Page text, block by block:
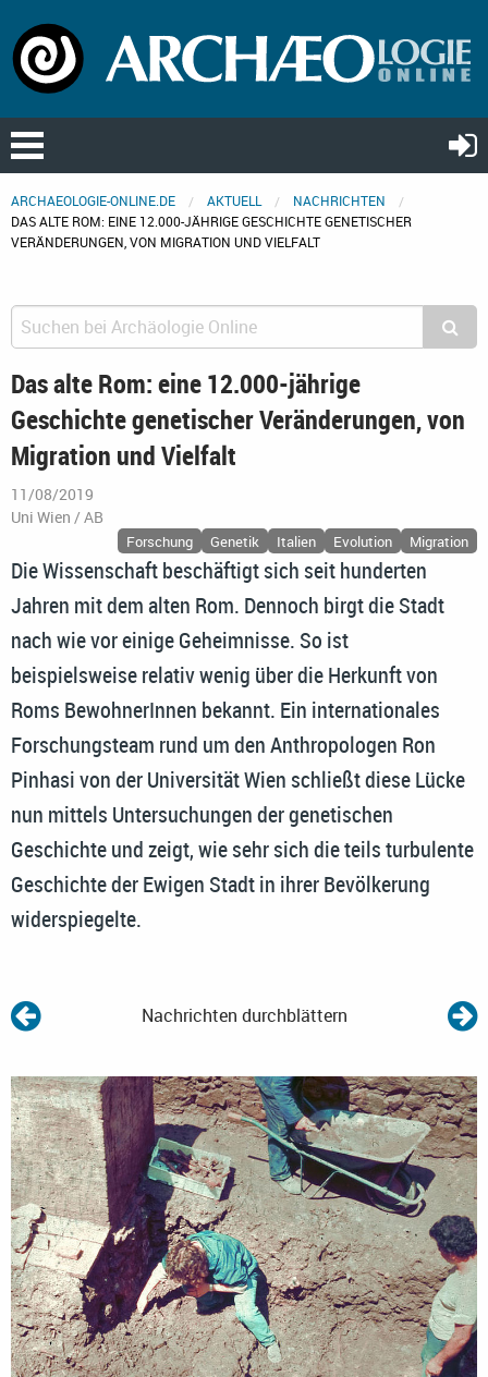
ARCHAEOLOGIE-ONLINE.DE AKTUELL
NACHRICHTEN
DAS ALTE ROM: EINE 12.000-JÄHRIGE GESCHICHTE GENETISCHER
VERÄNDERUNGEN, VON MIGRATION UND VIELFALT
Das alte Rom: eine 12.000-jährige
Geschichte genetischer Veränderungen, von
Migration und Vielfalt
11/08/2019
Uni Wien / AB
Forschung Genetik Italien Evolution Migration
Die Wissenschaft beschäftigt sich seit hunderten
Jahren mit dem alten Rom. Dennoch birgt die Stadt
nach wie vor einige Geheimnisse. So ist
beispielsweise relativ wenig über die Herkunft von
Roms BewohnerInnen bekannt. Ein internationales
Forschungsteam rund um den Anthropologen Ron
Pinhasi von der Universität Wien schließt diese Lücke
nun mittels Untersuchungen der genetischen
Geschichte und zeigt, wie sehr sich die teils turbulente
Geschichte der Ewigen Stadt in ihrer Bevölkerung
widerspiegelte.
Nachrichten durchblättern